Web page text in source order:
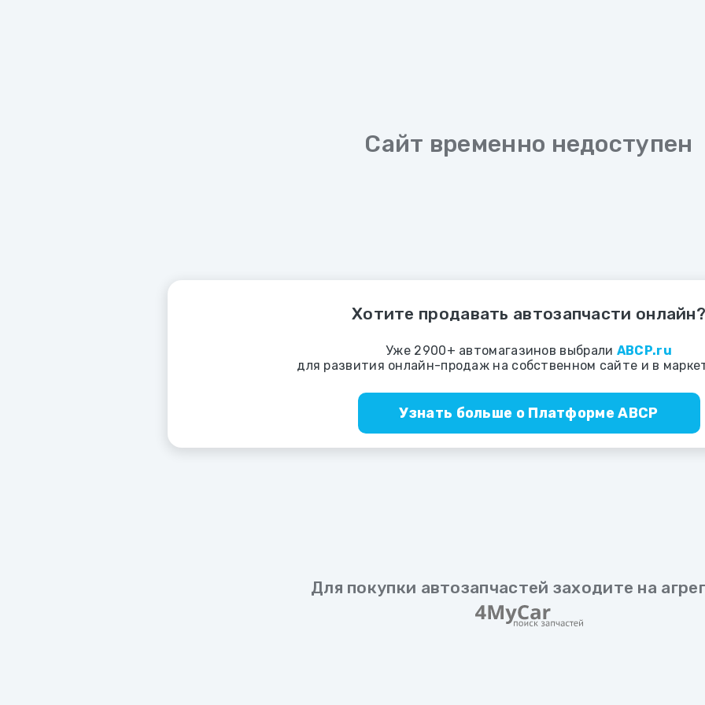
Сайт временно недоступен
Хотите продавать автозапчасти
Уже 2900+ автомагазинов выбрали ABCP.ru
для развития онлайн-продаж на собственном сайте и в
Узнать больше о Платформе ABCP
Для покупки автозапчастей заходите на